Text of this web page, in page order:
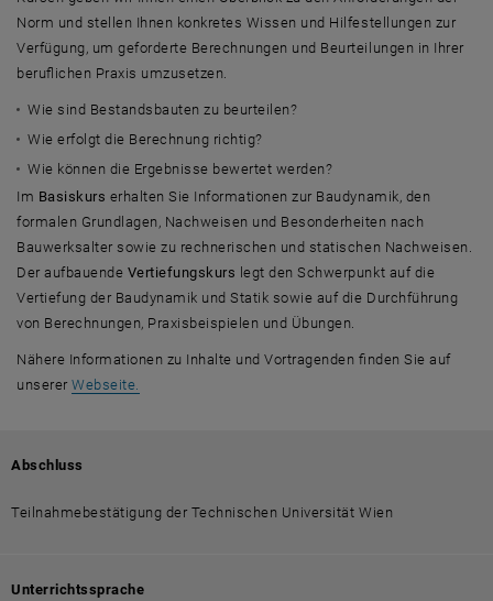
Norm und stellen Ihnen konkretes Wissen und Hilfestellungen zur
Verfügung, um geforderte Berechnungen und Beurteilungen in Ihrer
beruflichen Praxis umzusetzen.
Wie sind Bestandsbauten zu beurteilen?
Wie erfolgt die Berechnung richtig?
Wie können die Ergebnisse bewertet werden?
Im Basiskurs erhalten Sie Informationen zur Baudynamik, den
formalen Grundlagen, Nachweisen und Besonderheiten nach
Bauwerksalter sowie zu rechnerischen und statischen Nachweisen.
Der aufbauende Vertiefungskurs legt den Schwerpunkt auf die
Vertiefung der Baudynamik und Statik sowie auf die Durchführung
von Berechnungen, Praxisbeispielen und Übungen.
Nähere Informationen zu Inhalte und Vortragenden finden Sie auf
unsererWebseite.
Abschluss
Teilnahmebestätigung der Technischen Universität Wien
Unterrichtssprache